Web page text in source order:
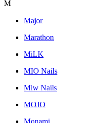
M
Major
Marathon
MiLK
MIO Nails
Miw Nails
MOJO
Monami